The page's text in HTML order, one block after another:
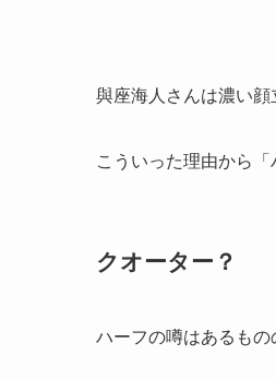
與座海人さんは濃い顔
こういった理由から「
クオーター？
ハーフの噂はあるもの